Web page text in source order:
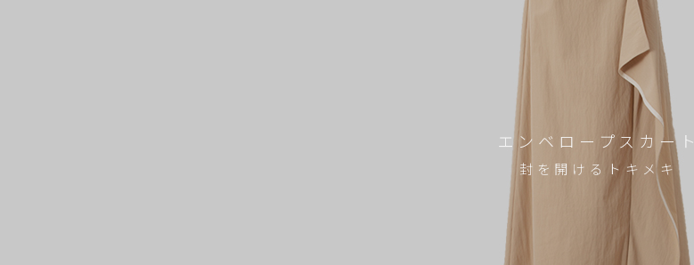
エンベロープスカート
封を開けるトキメキ